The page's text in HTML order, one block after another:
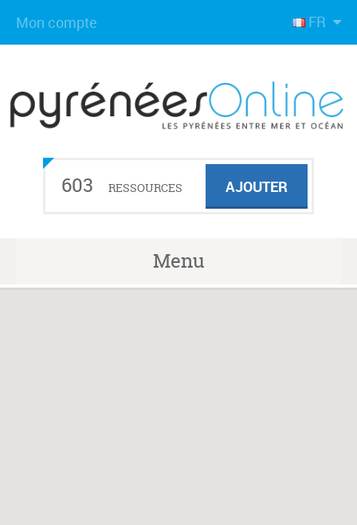
FR
Mon compte
603 RESSOURCES AJOUTER
Menu